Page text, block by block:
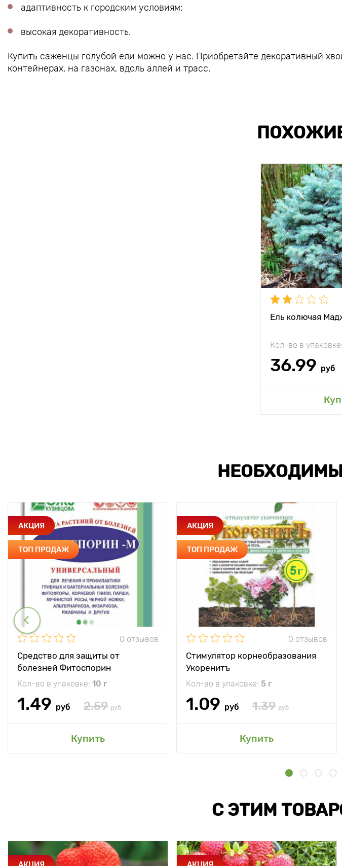
адаптивность к городским условиям;
высокая декоративность.
Купить саженцы голубой ели можно у нас. Приобретайте декоративный
контейнерах, на газонах, вдоль аллей и трасс.
Ель колючая
Кол-во в упаковке:
36.99 руб
АКЦИЯ
ТОП ПРОДАЖ
0 отзывов
Средство для защиты от
болезней Фитоспорин
Кол-во в упаковке: 10 г
1.49 руб 2.59 руб
Купить
АКЦИЯ
ТОП ПРОДАЖ
0 отзывов
Стимулятор корнеобразования
Укоренитъ
Кол-во в упаковке: 5 г
1.09 руб 1.39 руб
Купить
С ЭТИМ